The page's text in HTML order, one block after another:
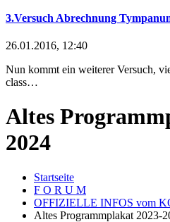
3.Versuch Abrechnung
26.01.2016, 12:40
Nun kommt ein weiterer Versuch,
class…
Altes
2024
Startseite
F O R U M
OFFIZIELLE INFOS vom
Altes Programmplakat 2023-